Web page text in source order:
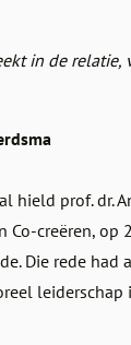
in de relatie,
hield prof. dr.
Co-creëren, op
Die rede had
leiderschap